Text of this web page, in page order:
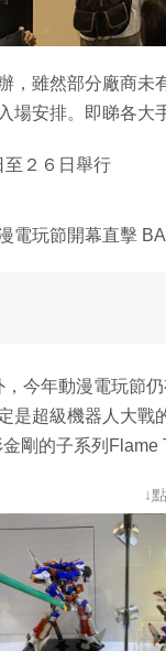
，雖然部分廠商
場安排。即睇各大
至２６日舉行
電玩節開幕直擊
今年動漫電玩節
是超級機器人大
剛的子系列Flame
↓